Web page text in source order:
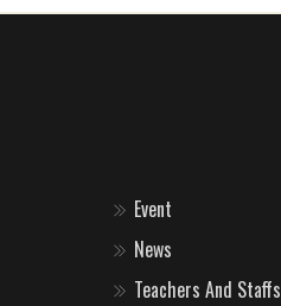
Event
News
Teachers And Staffs